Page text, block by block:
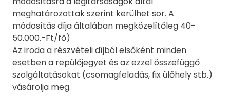
meghatározottak szerint kerülhet sor. A
módosítás díja általában megközelítőleg 40-
50.000.-Ft/fő)
Az iroda a részvételi díjból elsőként minden
esetben a repülőjegyet és az ezzel összefüggő
szolgáltatásokat (csomagfeladás, fix ülőhely stb.)
vásárolja meg.